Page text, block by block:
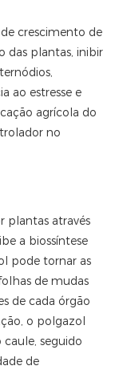
crescimento de
das plantas, inibir
ao estresse e
agrícola do
no
plantas através
a biossíntese
pode tornar as
de mudas
de cada órgão
o polgazol
seguido
de